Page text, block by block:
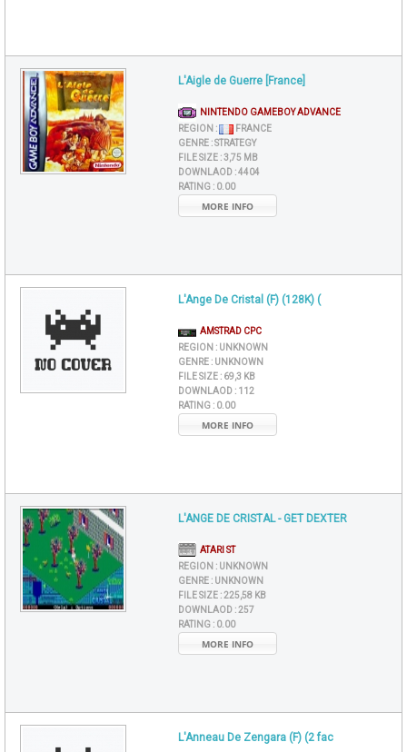
L'Aigle de Guerre [France]
NINTENDO GAMEBOY ADVANCE
REGION :
FRANCE
GENRE :STRATEGY
FILE SIZE :3,75 MB
DOWNLAOD :4404
RATING : 0.00
MORE INFO
L'Ange De Cristal (F) (128K) (
AMSTRAD CPC
REGION : UNKNOWN
GENRE : UNKNOWN
FILE SIZE : 69,3 KB
DOWNLAOD : 112
RATING : 0.00
MORE INFO
L'ANGE DE CRISTAL - GET DEXTER
ATARI ST
REGION : UNKNOWN
GENRE : UNKNOWN
FILE SIZE :225,58 KB
DOWNLAOD :257
RATING : 0.00
MORE INFO
L'Anneau De Zengara (F) (2 fac